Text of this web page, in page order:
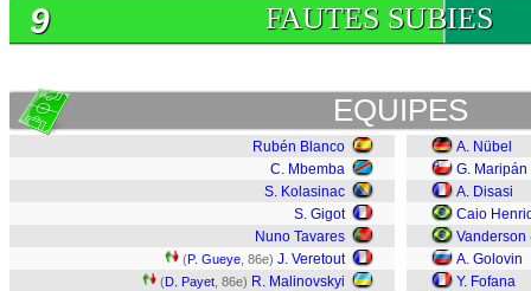
FAUTES SUBIES
9
EQUIPES
Rubén Blanco
C. Mbemba
S. Kolasinac
S. Gigot
Nuno Tavares
(P. Gueye , 86e) J. Veretout
(D. Payet , 86e) R. Malinovskyi
A. Nübel
G. Maripán
A. Disasi
Caio
Vanderson
A. Golovin
Y. Fofana